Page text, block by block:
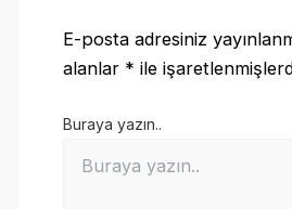
E-posta adresiniz
alanlar * ile
Buraya yazın..